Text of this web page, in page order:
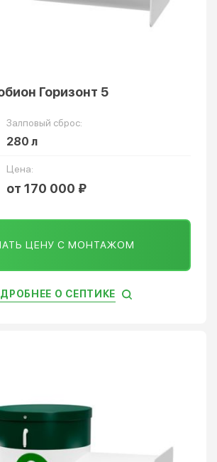
Горизонт 5
Залповый сброс:
280 л
Цена:
от 170 000 ₽
ЦЕНУ С МОНТАЖОМ
О СЕПТИКЕ